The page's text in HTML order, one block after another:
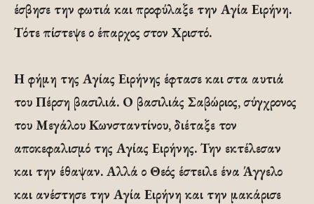
έσβησε την φωτιά και προφύλαξε την Αγία Ειρήνη.
Τότε πίστεψε ο έπαρχος στον Χριστό.
Η φήμη της Αγίας Ειρήνης έφτασε και στα αυτιά
του Πέρση βασιλιά. Ο βασιλιάς Σαβώριος, σύγχρονος
του Μεγάλου Κωνσταντίνου, διέταξε τον
αποκεφαλισμό της Αγίας Ειρήνης. Την εκτέλεσαν
και την έθαψαν. Αλλά ο Θεός έστειλε ένα Άγγελο
και ανέστησε την Αγία Ειρήνη και την μακάρισε